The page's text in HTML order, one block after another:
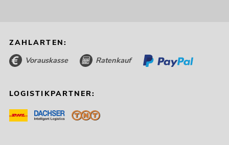
ZAHLARTEN:
Vorauskasse Ratenkauf
LOGISTIKPARTNER: